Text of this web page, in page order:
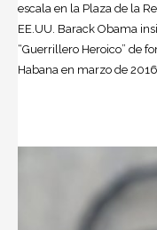
escala en la Plaza de la
EE.UU. Barack Obama
“Guerrillero Heroico” de
Habana en marzo de